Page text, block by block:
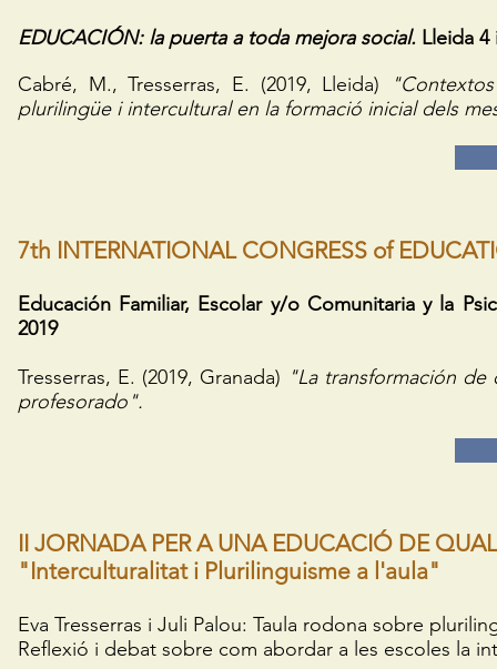
EDUCACIÓN: la puerta a toda mejora social. Lleida
Cabré, M., Tresserras, E. (2019, Lleida)
plurilingüe i intercultural en la formació inicial dels
7th INTERNATIONAL CONGRESS of
Educación Familiar, Escolar y/o Comunitaria y la
2019
Tresserras, E. (2019, Granada) "La transformación
profesorado".
II JORNADA PER A UNA EDUCACIÓ DE
"Interculturalitat i Plurilinguisme a l'aula"
Eva Tresserras i Juli Palou: Taula rodona sobre
Reflexió i debat sobre com abordar a les escoles la